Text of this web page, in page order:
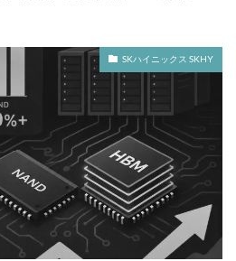
SKハイニックス SKHY